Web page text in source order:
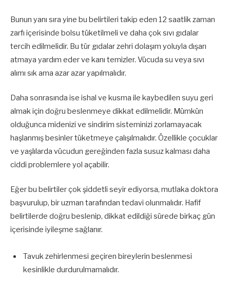
Bunun yanı sıra yine bu belirtileri takip eden 12 saatlik zaman
zarfı içerisinde bolsu tüketilmeli ve daha çok sıvı gıdalar
tercih edilmelidir. Bu tür gıdalar zehri dolaşım yoluyla dışarı
atmaya yardım eder ve kanı temizler. Vücuda su veya sıvı
alımı sık ama azar azar yapılmalıdır.
Daha sonrasında ise ishal ve kusma ile kaybedilen suyu geri
almak için doğru beslenmeye dikkat edilmelidir. Mümkün
olduğunca midenizi ve sindirim sisteminizi zorlamayacak
haşlanmış besinler tüketmeye çalışılmalıdır. Özellikle çocuklar
ve yaşlılarda vücudun gereğinden fazla susuz kalması daha
ciddi problemlere yol açabilir.
Eğer bu belirtiler çok şiddetli seyir ediyorsa, mutlaka doktora
başvurulup, bir uzman tarafından tedavi olunmalıdır. Hafif
belirtilerde doğru beslenip, dikkat edildiği sürede birkaç gün
içerisinde iyileşme sağlanır.
Tavuk zehirlenmesi geçiren bireylerin beslenmesi
kesinlikle durdurulmamalıdır.